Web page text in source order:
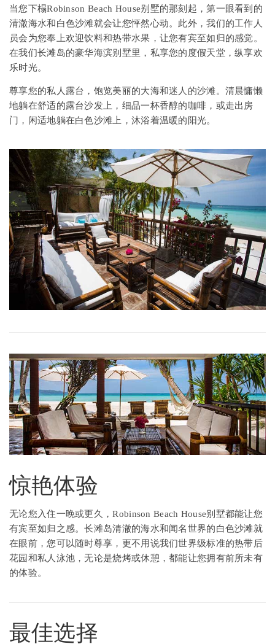
当您下榻Robinson Beach House别墅的那刻起，第一眼看到的
清澈海水和白色沙滩就会让您怦然心动。此外，我们的工作人
员会为您奉上欢迎饮料和热带水果，让您有宾至如归的感觉。
在我们长滩岛的豪华海滨别墅里，私享您的度假天堂，纵享欢
乐时光。
尊享您的私人露台，饱览美丽的大海和迷人的沙滩。清晨慵懒
地躺在舒适的露台沙发上，细品一杯香醇的咖啡，或走出房
门，闲适地躺在白色沙滩上，沐浴着温暖的阳光。
惊艳体验
无论您入住一晚或更久，Robinson Beach House别墅都能让您
有宾至如归之感。长滩岛清澈的海水和闻名世界的白色沙滩就
在眼前，您可以随时尊享，更不用说我们世界级标准的热带后
花园和私人泳池，无论是烧烤或休憩，都能让您拥有前所未有
的体验。
最佳选择